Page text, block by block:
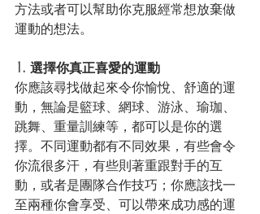
方法或者可以幫助你克服經常想放棄做
運動的想法。
1. 選擇你真正喜愛的運動
你應該尋找做起來令你愉悅、舒適的運
動，無論是籃球、網球、游泳、瑜珈、
跳舞、重量訓練等，都可以是你的選
擇。不同運動都有不同效果，有些會令
你流很多汗，有些則著重跟對手的互
動，或者是團隊合作技巧；你應該找一
至兩種你會享受、可以帶來成功感的運